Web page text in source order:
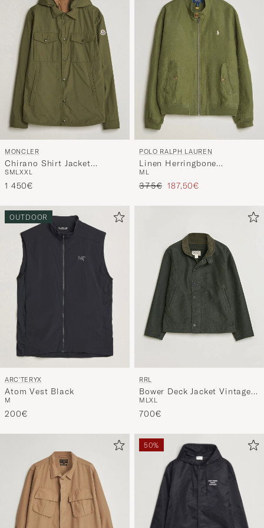
Stil
MONCLER
Chirano Shirt Jacket
Military
SMLXXL
1 450€
POLO RALPH LAUREN
Linen Herringbone
Windbreaker Garden Trail
M L
Regulärer Preis
375€ Reduzierter Preis
187,50€
OUTDOOR
ARC'TERYX
Atom Vest Black
M
200€
RRL
Bower Deck Jacket Vintage
Black
M LXL
700€
50%